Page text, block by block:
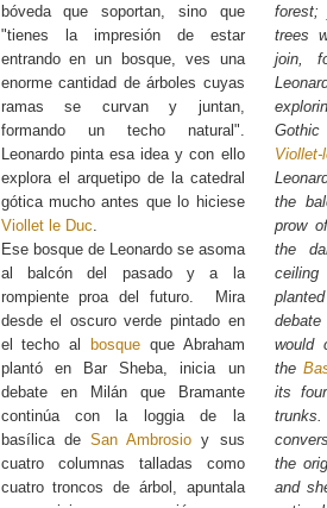
bóveda que soportan, sino que
"tienes la impresión de estar
entrando en un bosque, ves una
enorme cantidad de árboles cuyas
ramas se curvan y juntan,
formando un techo natural".
Leonardo pinta esa idea y con ello
explora el arquetipo de la catedral
gótica mucho antes que lo hiciese
Viollet le Duc
Ese bosque de Leonardo se asoma
al balcón del pasado y a la
rompiente proa del futuro. Mira
desde el oscuro verde pintado en
el techo albosque que Abraham
plantó en Bar Sheba, inicia un
debate en Milán que Bramante
continúa con la loggia de la
basílica de San Ambrosio y sus
cuatro columnas talladas como
cuatro troncos de árbol, apuntala
forest;
trees
join,
Viollet-
the
prow
the
would
the
its
the
and